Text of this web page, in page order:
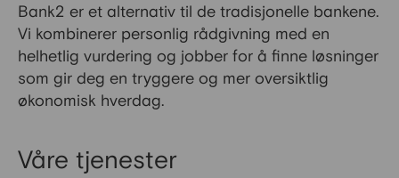
Bank2 er et alternativ til de tradisjonelle bankene.
Vi kombinerer personlig rådgivning med en
helhetlig vurdering og jobber for å finne løsninger
som gir deg en tryggere og mer oversiktlig
økonomisk hverdag.
Våre tjenester